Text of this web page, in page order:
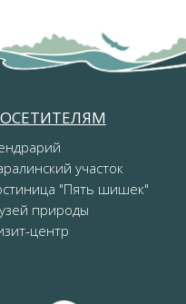
участок
"Пять шишек"
природы
центр